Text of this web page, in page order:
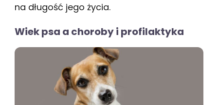
na długość jego życia.
Wiek psa a choroby i profilaktyka